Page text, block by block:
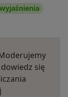
się